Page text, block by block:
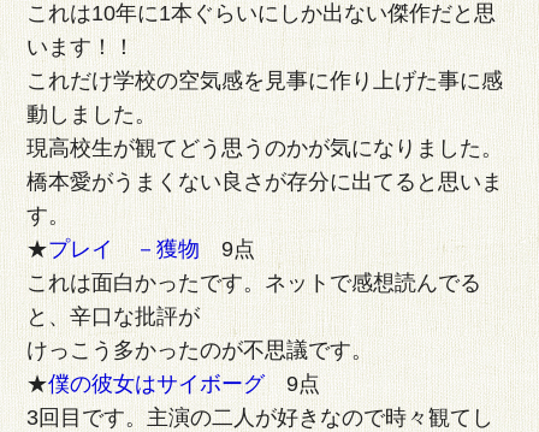
これは10年に1本ぐらいにしか出ない傑作だと思
います！！
これだけ学校の空気感を見事に作り上げた事に感
動しました。
現高校生が観てどう思うのかが気になりました。
橋本愛がうまくない良さが存分に出てると思いま
す。
★プレイ －獲物9点
これは面白かったです。ネットで感想読んでる
と、辛口な批評が
けっこう多かったのが不思議です。
★僕の彼女はサイボーグ9点
3回目です。主演の二人が好きなので時々観てし